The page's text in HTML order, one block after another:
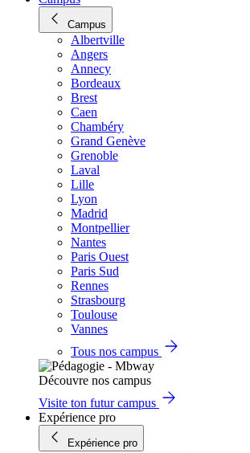
Campus
Albertville
Angers
Annecy
Bordeaux
Brest
Caen
Chambéry
Grand Genève
Grenoble
Laval
Lille
Lyon
Madrid
Montpellier
Nantes
Paris Ouest
Paris Sud
Rennes
Strasbourg
Toulouse
Vannes
Tous nos campus
Découvre nos campus
Visite ton futur campus
Expérience pro
Expérience pro